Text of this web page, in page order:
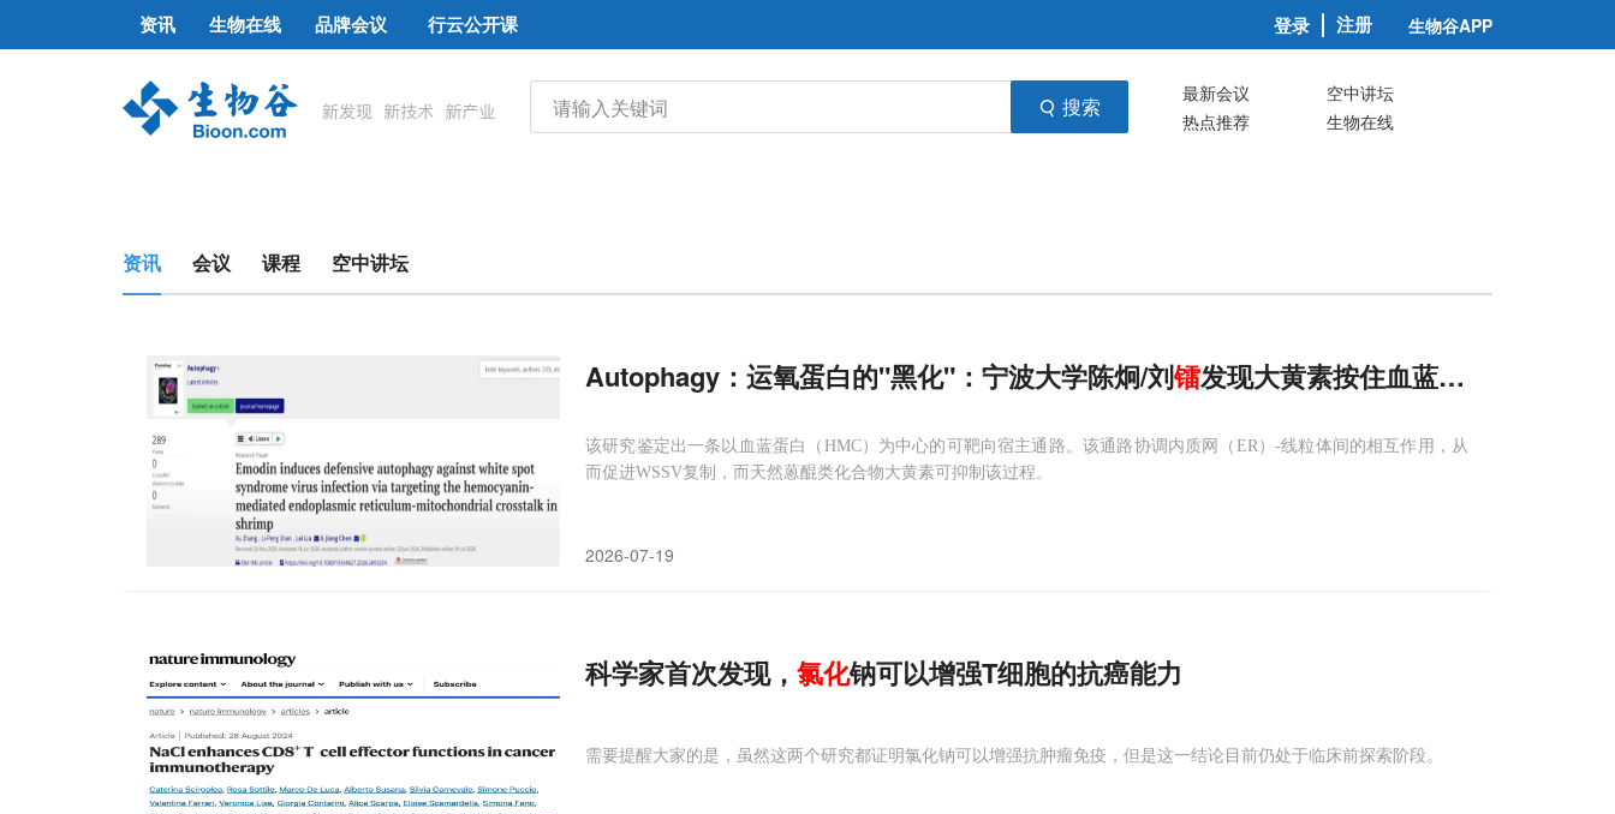
资讯 生物在线 品牌会议 行云公开课 登录 注册 生物谷APP
搜索 最新会议
空中讲坛
热点推荐
生物在线
资讯 会议 课程 空中讲坛
Autophagy：运氧蛋白的"黑化"：宁波大学陈炯/刘镭发现大黄素按住血蓝蛋白救对虾
该研究鉴定出一条以血蓝蛋白（HMC）为中心的可靶向宿主通路。该通路协调内质网（ER）-线粒体间的相互作用，从
而促进WSSV复制，而天然蒽醌类化合物大黄素可抑制该过程。
2026-07-19
科学家首次发现， 氯化钠可以增强T细胞的抗癌能力
需要提醒大家的是，虽然这两个研究都证明氯化钠可以增强抗肿瘤免疫，但是这一结论目前仍处于临床前探索阶段。